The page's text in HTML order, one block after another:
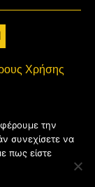
Χρήσης
την
συνεχίσετε να
πως είστε